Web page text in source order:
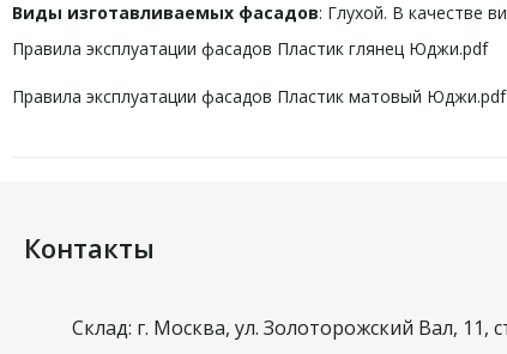
Виды изготавливаемых фасадов: Глухой. В качестве
Правила эксплуатации фасадов Пластик глянец Юджи.pdf
Правила эксплуатации фасадов Пластик матовый Юджи.pdf
Контакты
Склад: г. Москва, ул. Золоторожский Вал, 11,